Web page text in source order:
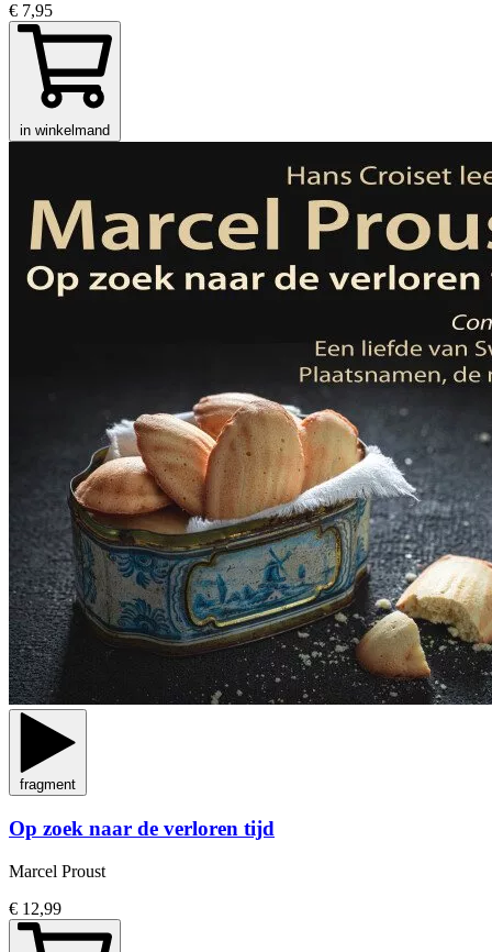
€ 7,95
in winkelmand
fragment
Op zoek naar de verloren tijd
Marcel Proust
€ 12,99